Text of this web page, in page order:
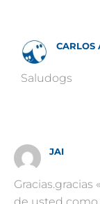
CARLOS
Saludogs
JAI
Gracias.gracias
de usted